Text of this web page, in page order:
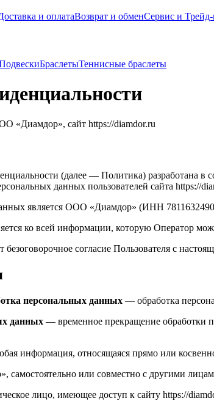
и оплатаВозврат и обменСервис и
БраслетыТеннисные браслеты
«Диамдор», сайт https://diamdor.ru
(далее — Политика) разработана
данных пользователей сайта https://
является ООО «Диамдор» (ИНН
ко всей информации, которую Оператор
безоговорочное согласие Пользователя с
персональных данных — обработка
данных — временное прекращение обработки
информация, относящаяся прямо или
или совместно с другими
лицо, имеющее доступ к сайту https://